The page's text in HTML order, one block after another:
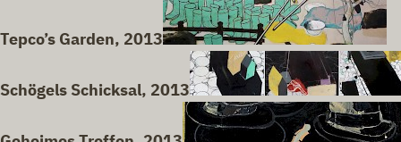
Tepco’s Garden, 2013
Schögels Schicksal, 2013